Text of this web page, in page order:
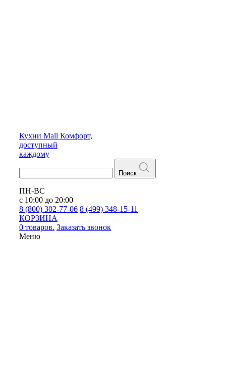
Кухни Mall Комфорт,
доступный
каждому
Поиск
ПН-ВС
с 10:00 до 20:00
8 (800) 302-77-06 8 (499) 348-15-11
КОРЗИНА
0 товаров. Заказать звонок
Меню